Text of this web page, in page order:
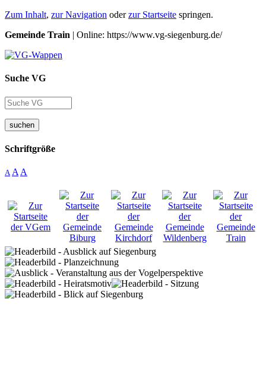
Zum Inhalt, zur Navigation oderzur Startseite springen.
Gemeinde Train | Online: https://www.vg-siegenburg.de/
Suche VG
suchen
Schriftgröße
A A A